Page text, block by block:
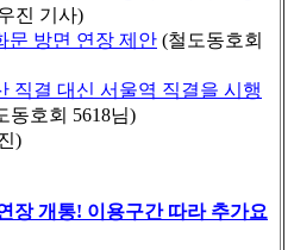
진 기사)
문 방면 연장 제안 (철도동호회
직결 대신 서울역 직결을 시행
동호회 5618님)
)
장 개통! 이용구간 따라 추가요